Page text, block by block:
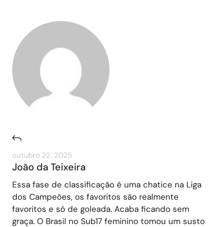
outubro 22, 2025
João da Teixeira
Essa fase de classificação é uma chatice na Liga
dos Campeões, os favoritos são realmente
favoritos e só de goleada. Acaba ficando sem
graça. O Brasil no Sub17 feminino tomou um susto